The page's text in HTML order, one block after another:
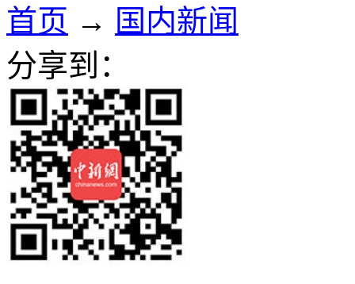
首页 → 国内新闻
分享到：